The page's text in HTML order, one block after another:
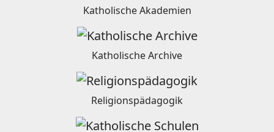
Katholische Akademien
Katholische Archive
Religionspädagogik